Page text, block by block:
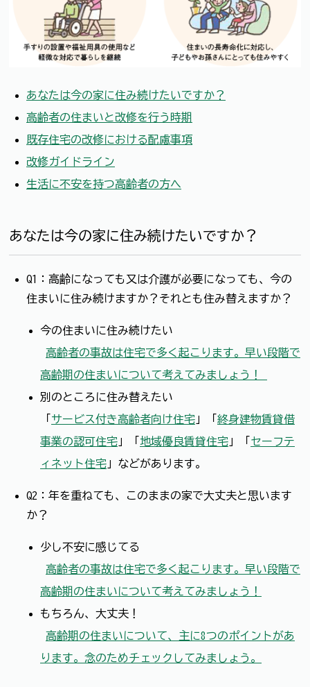
あなたは今の家に住み続けたいですか？
高齢者の住まいと改修を行う時期
既存住宅の改修における配慮事項
改修ガイドライン
生活に不安を持つ高齢者の方へ
あなたは今の家に住み続けたいですか？
Q1：高齢になっても又は介護が必要になっても、今の
住まいに住み続けますか？それとも住み替えますか？
今の住まいに住み続けたい
高齢者の事故は住宅で多く起こります。早い段階で
高齢期の住まいについて考えてみましょう！
別のところに住み替えたい
サービス付き高齢者向け住宅 」「 終身建物賃貸借
事業の認可住宅 」「 地域優良賃貸住宅 」「 セーフテ
ィネット住宅 」などがあります。
Q2：年を重ねても、このままの家で大丈夫と思います
か？
少し不安に感じてる
高齢者の事故は住宅で多く起こります。早い段階で
高齢期の住まいについて考えてみましょう！
もちろん、大丈夫！
高齢期の住まいについて、主に8つのポイントがあ
ります。念のためチェックしてみましょう。